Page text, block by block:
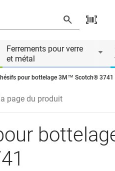
Ferrements pour verre
et métal
pour bottelage 3M™ Scotch® 3741
page du produit